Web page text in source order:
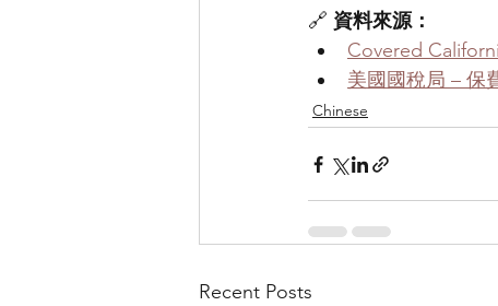
🔗 資料來源：
Covered
美國國稅局 – 保
Chinese
Recent Posts